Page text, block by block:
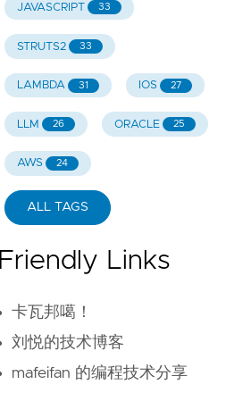
JAVASCRIPT 33
STRUTS2 33
LAMBDA 31 IOS 27
LLM 26 ORACLE 25
AWS 24
ALL TAGS
Friendly Links
卡瓦邦噶！
刘悦的技术博客
mafeifan 的编程技术分享